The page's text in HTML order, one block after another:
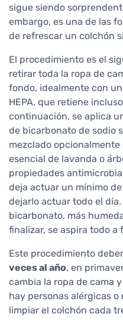
sigue siendo
embargo, es una de las
de refrescar un colchón
El procedimiento es el
retirar toda la ropa de
fondo, idealmente con
HEPA, que retiene
continuación, se aplica
de bicarbonato de sodio
mezclado
esencial de lavanda o
propiedades
deja actuar un mínimo
dejarlo actuar todo el
bicarbonato, más
finalizar, se aspira todo a
Este procedimiento
veces al año, en
cambia la ropa de cama
hay personas alérgicas o
limpiar el colchón cada